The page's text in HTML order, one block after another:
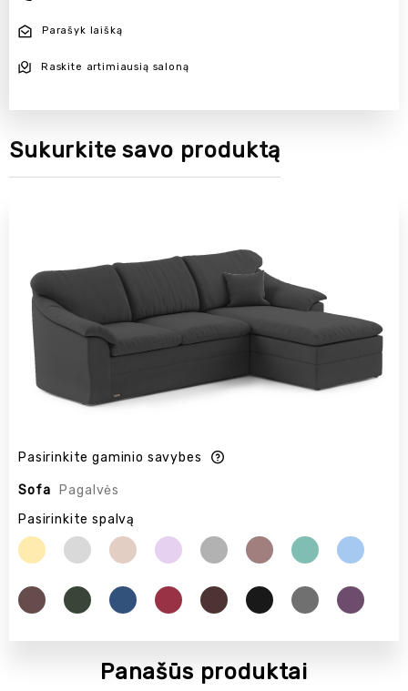
Parašyk laišką
Raskite artimiausią saloną
Sukurkite savo produktą
Pasirinkite gaminio savybes
Sofa
Pagalvės
Pasirinkite spalvą
Panašūs produktai